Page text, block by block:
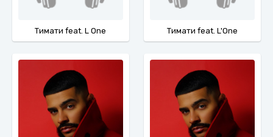
Тимати feat. L One Тимати feat. L'One